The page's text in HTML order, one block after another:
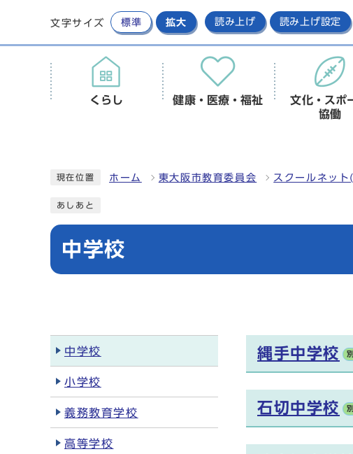
文字サイズ 標準 拡大 読み上げ 読み上げ設定
くらし 健康・医療・福祉
文化・スポ
協働
現在位置 ホーム 東大阪市教育委員会 スクールネッ
あしあと
中学校
縄手中学校
石切中学校
中学校
小学校
義務教育学校
高等学校